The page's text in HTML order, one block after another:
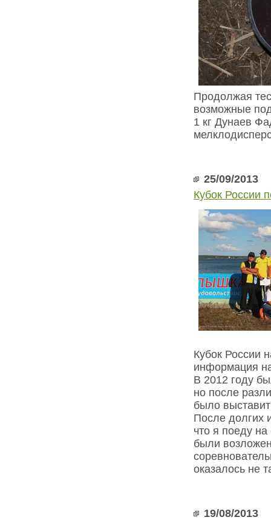
Продолжая
возможные
1 кг Дунаев
25/09/2013
Кубок России
Кубок России
информация
В 2012 году
но после
было
После долгих
что я поеду
были
оказалось не
19/08/2013